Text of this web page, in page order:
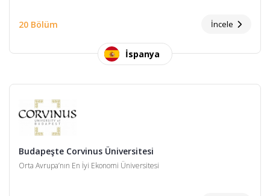
20 Bölüm İncele
İspanya
Budapeşte Corvinus Üniversitesi
Orta Avrupa’nın En İyi Ekonomi Üniversitesi